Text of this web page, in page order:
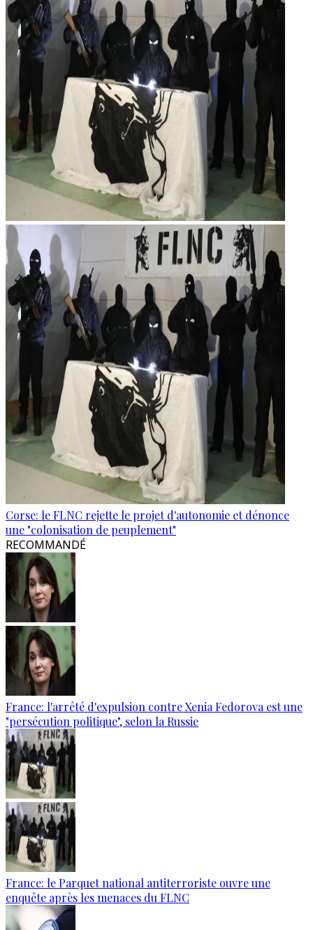
Corse: le FLNC rejette le projet d'autonomie et dénonce
une "colonisation de peuplement"
RECOMMANDÉ
France: l'arrêté d'expulsion contre Xenia Fedorova est une
"persécution politique", selon la Russie
France: le Parquet national antiterroriste ouvre une
enquête après les menaces du FLNC